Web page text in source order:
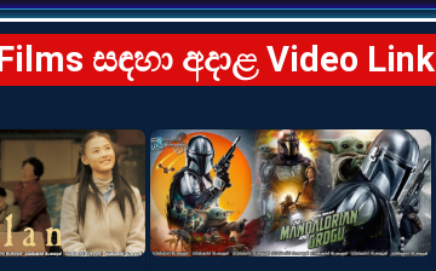
සඳහා අදාළ Video Link